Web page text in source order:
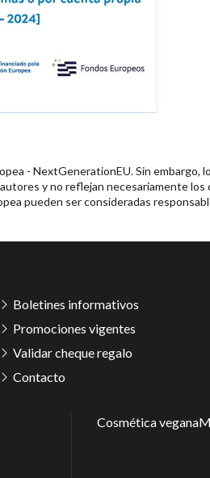
- NextGenerationEU. Sin
y no reflejan necesariamente los
pueden ser consideradas
Boletines informativos
Promociones vigentes
Validar cheque regalo
Contacto
Cosmética vegana